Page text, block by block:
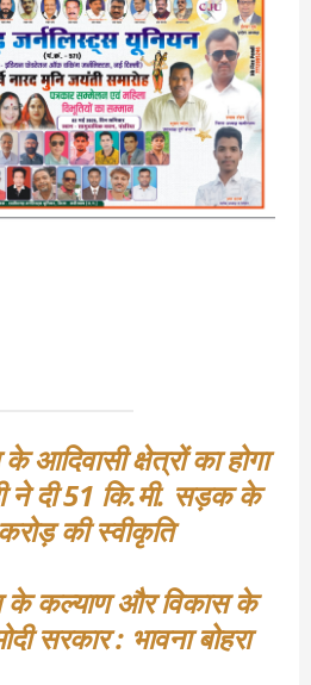
आदिवासी क्षेत्रों का होगा
ने दी 51 कि.मी. सड़क के
की स्वीकृति
के कल्याण और विकास के
सरकार : भावना बोहरा